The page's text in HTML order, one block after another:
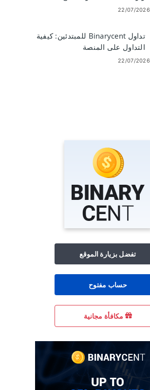
22/07/2026
تداول Binarycent للمبتدئين: كيفية
التداول على المنصة
22/07/2026
تفضل بزيارة الموقع
حساب مفتوح
مكافأة مجانية